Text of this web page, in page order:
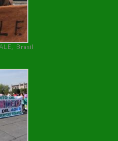
Brasil